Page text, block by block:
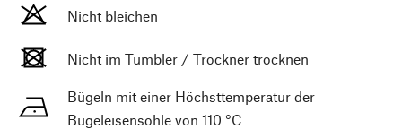
Nicht bleichen
Nicht im Tumbler / Trockner trocknen
Bügeln mit einer Höchsttemperatur der
Bügeleisensohle von 110 °C